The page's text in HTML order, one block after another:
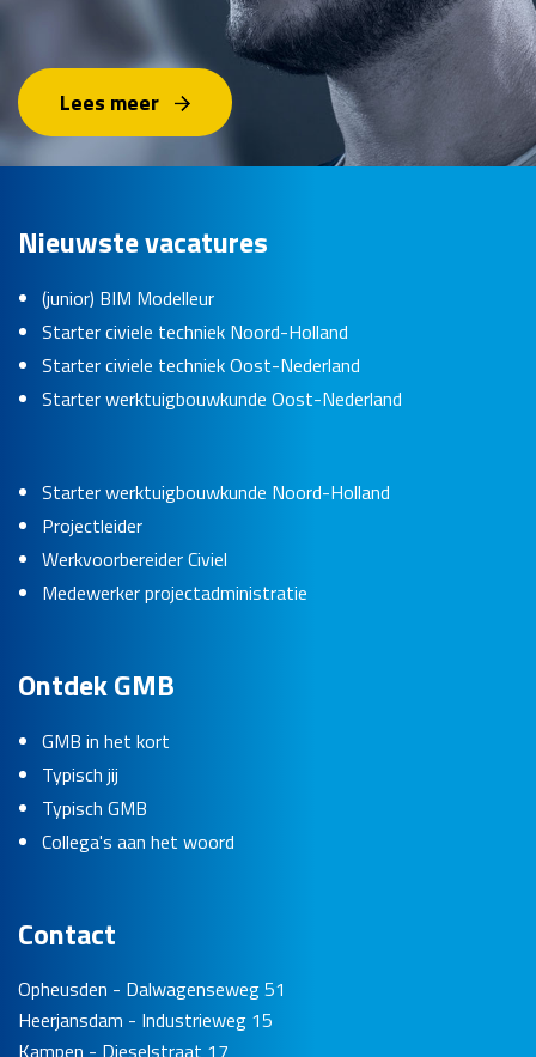
Lees meer
Nieuwste vacatures
(junior) BIM Modelleur
Starter civiele techniek Noord-Holland
Starter civiele techniek Oost-Nederland
Starter werktuigbouwkunde Oost-Nederland
Starter werktuigbouwkunde Noord-Holland
Projectleider
Werkvoorbereider Civiel
Medewerker projectadministratie
Ontdek GMB
GMB in het kort
Typisch jij
Typisch GMB
Collega's aan het woord
Contact
Opheusden - Dalwagenseweg 51
Heerjansdam - Industrieweg 15
Kampen - Dieselstraat 17